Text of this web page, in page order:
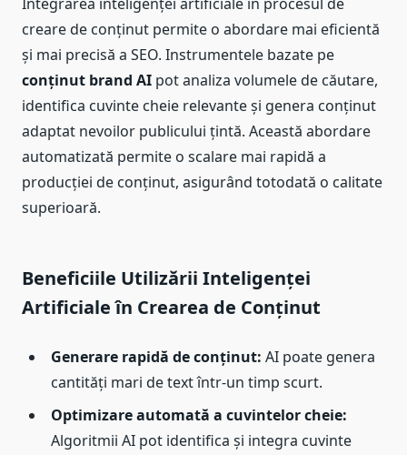
creare de conținut permite o abordare mai eficientă
și mai precisă a SEO. Instrumentele bazate pe
conținut brand AI pot analiza volumele de căutare,
identifica cuvinte cheie relevante și genera conținut
adaptat nevoilor publicului țintă. Această abordare
automatizată permite o scalare mai rapidă a
producției de conținut, asigurând totodată o calitate
superioară.
Beneficiile Utilizării Inteligenței
Artificiale în Crearea de Conținut
Generare rapidă de conținut: AI poate genera
cantități mari de text într-un timp scurt.
Optimizare automată a cuvintelor cheie:
Algoritmii AI pot identifica și integra cuvinte